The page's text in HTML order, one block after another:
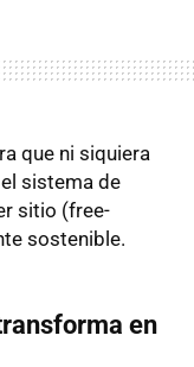
que ni siquiera
sistema de
sitio (free-
sostenible.
en